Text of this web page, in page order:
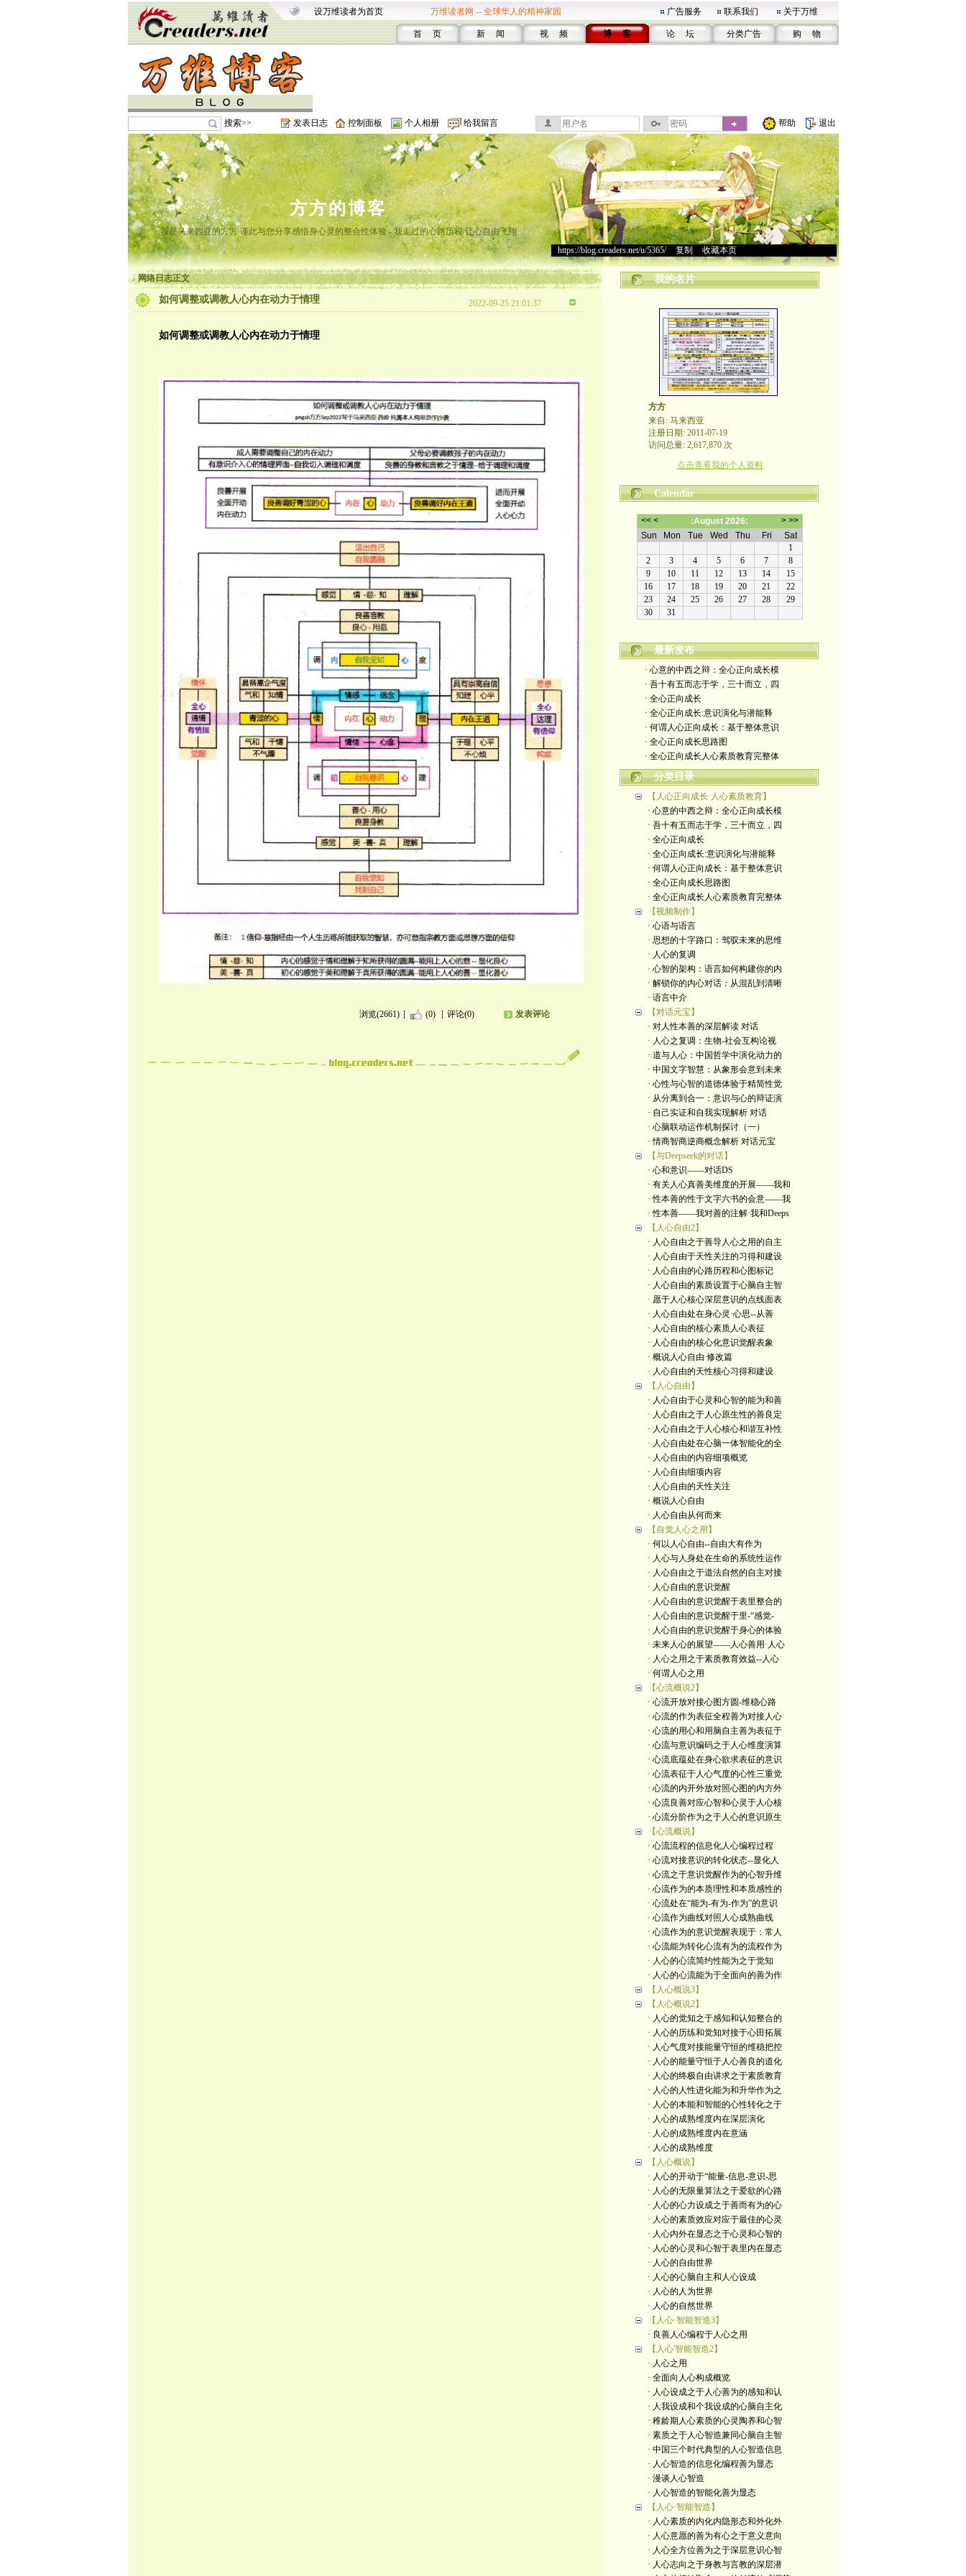
设万维读者为首页 万维读者网 -- 全球华人的精神家园 广告服务 联系我们 关于万维
首 页 新 闻 视 频 博 客 论 坛 分类广告 购 物
搜索>> 发表日志 控制面板 个人相册 给我留言 帮助 退出
方方的博客
我是马来西亚的方方 谨此与您分享感悟身心灵的整合性体验 - 我走过的心路历程 让心自由飞翔
https://blog.creaders.net/u/5365/> 复制 收藏本页
网络日志正文
如何调整或调教人心内在动力于情理 2022-09-25 21:01:37
如何调整或调教人心内在动力于情理
浏览(2661) (0) 评论(0) 发表评论
我的名片
方方
来自: 马来西亚
注册日期: 2011-07-19
访问总量: 2,617,870 次
点击查看我的个人资料
Calendar
最新发布
· 心意的中西之辩：全心正向成长模
· 吾十有五而志于学，三十而立，四
· 全心正向成长
· 全心正向成长:意识演化与潜能释
· 何谓人心正向成长：基于整体意识
· 全心正向成长思路图
· 全心正向成长人心素质教育完整体
分类目录
【人心正向成长·人心素质教育】
· 心意的中西之辩：全心正向成长模
· 吾十有五而志于学，三十而立，四
· 全心正向成长
· 全心正向成长:意识演化与潜能释
· 何谓人心正向成长：基于整体意识
· 全心正向成长思路图
· 全心正向成长人心素质教育完整体
【视频制作】
· 心语与语言
· 思想的十字路口：驾驭未来的思维
· 人心的复调
· 心智的架构：语言如何构建你的内
· 解锁你的内心对话：从混乱到清晰
· 语言中介
【对话元宝】
· 对人性本善的深层解读 对话
· 人心之复调：生物-社会互构论视
· 道与人心：中国哲学中演化动力的
· 中国文字智慧：从象形会意到未来
· 心性与心智的道德体验于精简性觉
· 从分离到合一：意识与心的辩证演
· 自己实证和自我实现解析 对话
· 心脑联动运作机制探讨（一）
· 情商智商逆商概念解析 对话元宝
【与Deepseek的对话】
· 心和意识——对话DS
· 有关人心真善美维度的开展——我和
· 性本善的性于文字六书的会意——我
· 性本善——我对善的注解·我和Deeps
【人心自由2】
· 人心自由之于善导人心之用的自主
· 人心自由于天性关注的习得和建设
· 人心自由的心路历程和心图标记
· 人心自由的素质设置于心脑自主智
· 愿于人心核心深层意识的点线面表
· 人心自由处在身心灵·心思--从善
· 人心自由的核心素质人心表征
· 人心自由的核心化意识觉醒表象
· 概说人心自由 修改篇
· 人心自由的天性核心习得和建设
【人心自由】
· 人心自由于心灵和心智的能为和善
· 人心自由之于人心原生性的善良定
· 人心自由之于人心核心和谐互补性
· 人心自由处在心脑一体智能化的全
· 人心自由的内容细项概览
· 人心自由细项内容
· 人心自由的天性关注
· 概说人心自由
· 人心自由从何而来
【自觉人心之用】
· 何以人心自由--自由大有作为
· 人心与人身处在生命的系统性运作
· 人心自由之于道法自然的自主对接
· 人心自由的意识觉醒
· 人心自由的意识觉醒于表里整合的
· 人心自由的意识觉醒于里-“感觉-
· 人心自由的意识觉醒于身心的体验
· 未来人心的展望——人心善用·人心
· 人心之用之于素质教育效益--人心
· 何谓人心之用
【心流概说2】
· 心流开放对接心图方圆-维稳心路
· 心流的作为表征全程善为对接人心
· 心流的用心和用脑自主善为表征于
· 心流与意识编码之于人心维度演算
· 心流底蕴处在身心欲求表征的意识
· 心流表征于人心气度的心性三重觉
· 心流的内开外放对照心图的内方外
· 心流良善对应心智和心灵于人心核
· 心流分阶作为之于人心的意识原生
【心流概说】
· 心流流程的信息化人心编程过程
· 心流对接意识的转化状态--显化人
· 心流之于意识觉醒作为的心智升维
· 心流作为的本质理性和本质感性的
· 心流处在“能为-有为-作为”的意识
· 心流作为曲线对照人心成熟曲线
· 心流作为的意识觉醒表现于：常人
· 心流能为转化心流有为的流程作为
· 人心的心流简约性能为之于觉知
· 人心的心流能为于全面向的善为作
【人心概说3】
【人心概说2】
· 人心的觉知之于感知和认知整合的
· 人心的历练和觉知对接于心田拓展
· 人心气度对接能量守恒的维稳把控
· 人心的能量守恒于人心善良的道化
· 人心的终极自由讲求之于素质教育
· 人心的人性进化能为和升华作为之
· 人心的本能和智能的心性转化之于
· 人心的成熟维度内在深层演化
· 人心的成熟维度内在意涵
· 人心的成熟维度
【人心概说】
· 人心的开动于“能量-信息-意识-思
· 人心的无限量算法之于爱欲的心路
· 人心的心力设成之于善而有为的心
· 人心的素质效应对应于最佳的心灵
· 人心内外在显态之于心灵和心智的
· 人心的心灵和心智于表里内在显态
· 人心的自由世界
· 人心的心脑自主和人心设成
· 人心的人为世界
· 人心的自然世界
【人心·智能智造3】
· 良善人心编程于人心之用
【人心'智能智造2】
· 人心之用
· 全面向人心构成概览
· 人心设成之于人心善为的感知和认
· 人我设成和个我设成的心脑自主化
· 稚龄期人心素质的心灵陶养和心智
· 素质之于人心智造兼同心脑自主智
· 中国三个时代典型的人心智造信息
· 人心智造的信息化编程善为显态
· 漫谈人心智造
· 人心智造的智能化善为显态
【人心·智能智造】
· 人心素质的内化内隐形态和外化外
· 人心意愿的善为有心之于意义意向
· 人心全方位善为之于深层意识心智
· 人心志向之于身教与言教的深层潜